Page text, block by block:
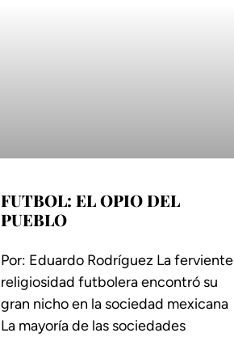
FUTBOL: EL OPIO DEL
PUEBLO
Por: Eduardo Rodríguez La ferviente
religiosidad futbolera encontró su
gran nicho en la sociedad mexicana
La mayoría de las sociedades